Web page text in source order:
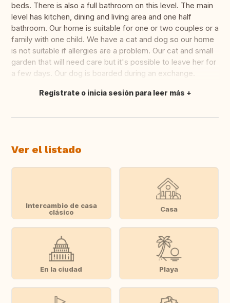
beds. There is also a full bathroom on this level. The main
level has kitchen, dining and living area and one half
bathroom. Our home is suitable for one or two couples or a
family with one child. We have a cat and dog so our home
is not suitable if allergies are a problem. Our cat and small
garden that will need care but it's possible to leave her for
a few days. Our dog is boarded during an exchange.
Traducir
Regístrate o inicia sesión para leer más
Ver el listado
Intercambio de casa
clásico
Casa
En la ciudad Playa